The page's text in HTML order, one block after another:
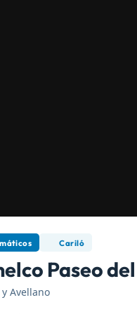
Cariló
Paseo
Avellano